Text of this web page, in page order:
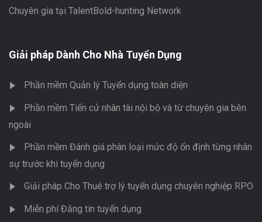
Chuyên gia tại TalentBold-hunting Network
Giải pháp Dành Cho Nhà Tuyển Dụng
Phần mềm Quản lý Tuyển dụng toàn diện
Phần mềm Tiến cử nhân tài nội bộ và từ chuyên gia bên
ngoài
Phần mềm Đánh giá phân loại mức độ ổn định từng nhân
sự trước khi tuyển dụng
Giải pháp Cho Thuê trợ lý tuyển dụng chuyên nghiệp RPO
Miễn phí Đăng tin tuyển dụng